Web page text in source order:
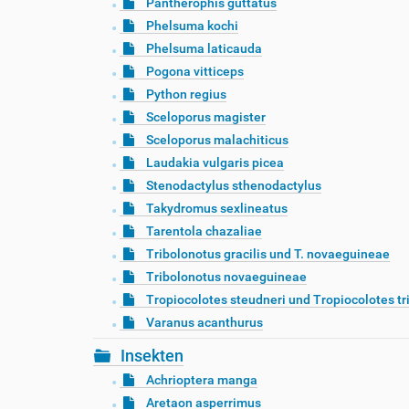
Phelsuma kochi
Phelsuma laticauda
Pogona vitticeps
Python regius
Sceloporus magister
Sceloporus malachiticus
Laudakia vulgaris picea
Stenodactylus sthenodactylus
Takydromus sexlineatus
Tarentola chazaliae
Tribolonotus gracilis und T. novaeguineae
Tribolonotus novaeguineae
Tropiocolotes steudneri und Tropiocolotes
Varanus acanthurus
Insekten
Achrioptera manga
Aretaon asperrimus